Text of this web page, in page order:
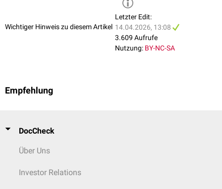
Wichtiger Hinweis zu diesem Artikel
Letzter Edit:
14.04.2026, 13:08
3.609 Aufrufe
Nutzung: BY-NC-SA
Empfehlung
DocCheck
Über Uns
Investor Relations